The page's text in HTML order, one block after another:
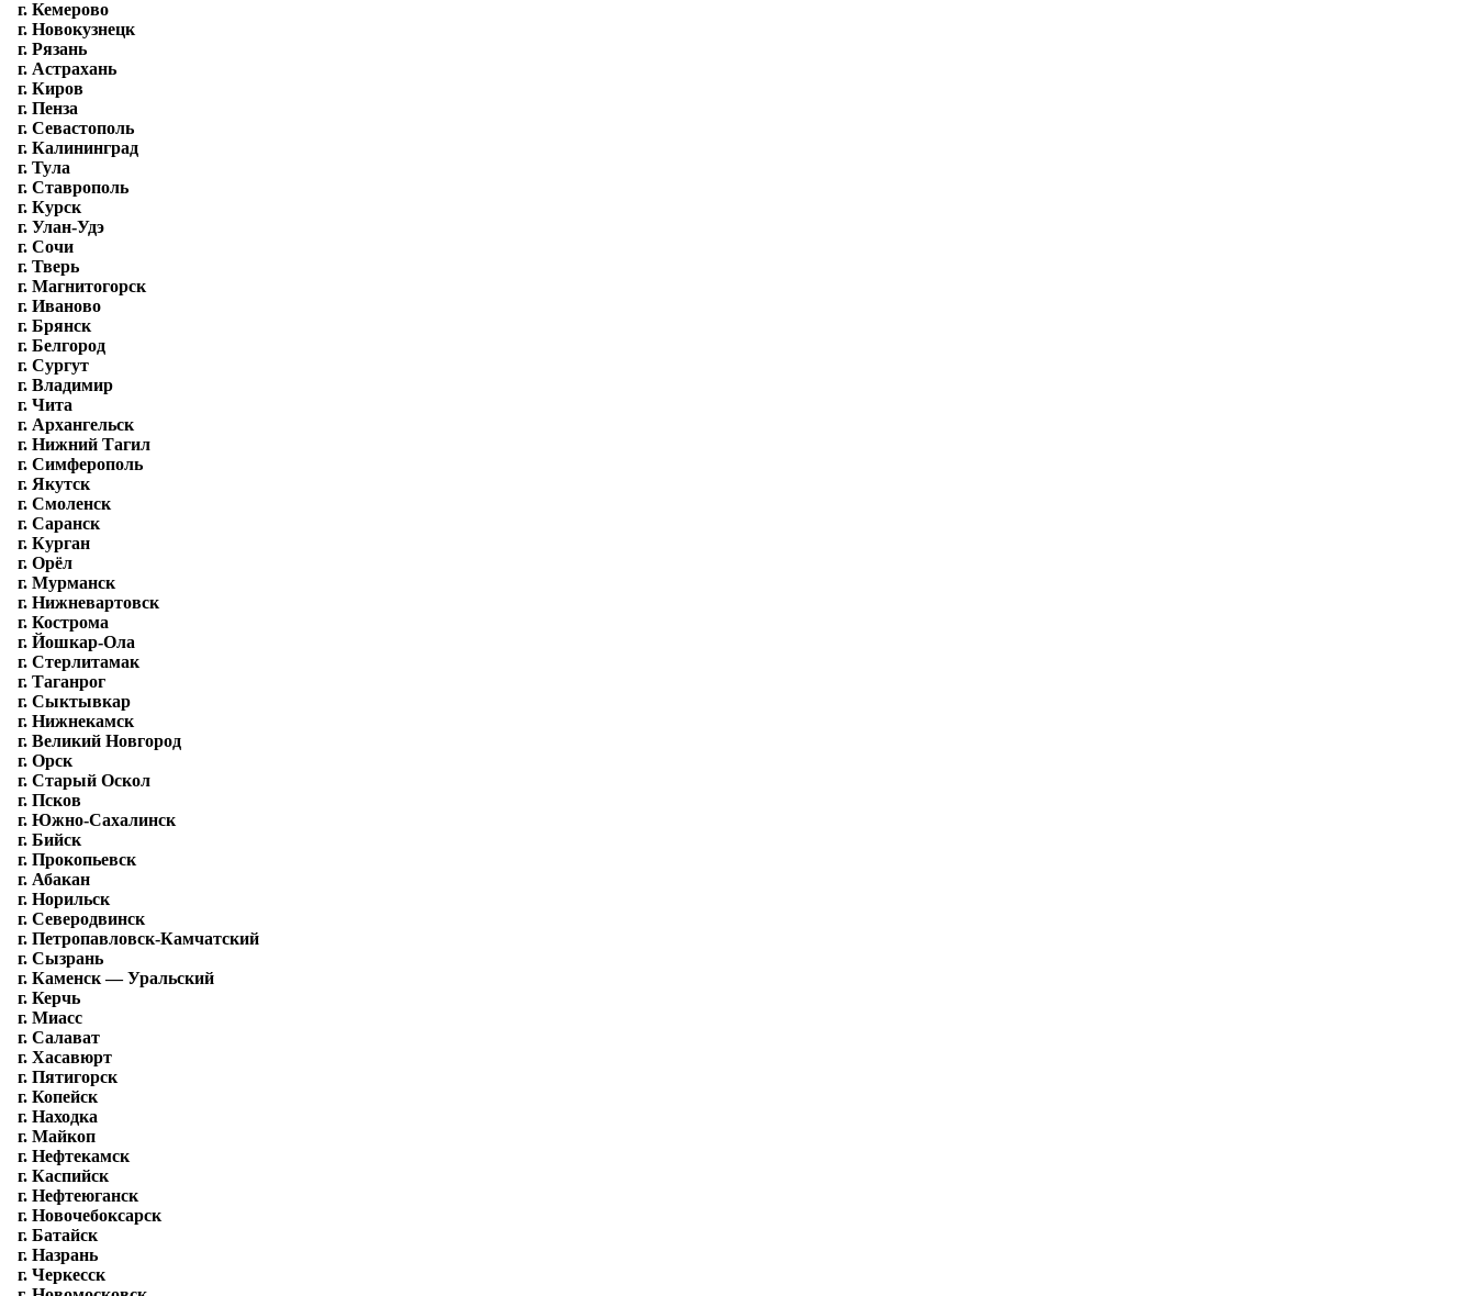
г. Кемерово
г. Новокузнецк
г. Рязань
г. Астрахань
г. Киров
г. Пенза
г. Севастополь
г. Калининград
г. Тула
г. Ставрополь
г. Курск
г. Улан-Удэ
г. Сочи
г. Тверь
г. Магнитогорск
г. Иваново
г. Брянск
г. Белгород
г. Сургут
г. Владимир
г. Чита
г. Архангельск
г. Нижний Тагил
г. Симферополь
г. Якутск
г. Смоленск
г. Саранск
г. Курган
г. Орёл
г. Мурманск
г. Нижневартовск
г. Кострома
г. Йошкар-Ола
г. Стерлитамак
г. Таганрог
г. Сыктывкар
г. Нижнекамск
г. Великий Новгород
г. Орск
г. Старый Оскол
г. Псков
г. Южно-Сахалинск
г. Бийск
г. Прокопьевск
г. Абакан
г. Норильск
г. Северодвинск
г. Петропавловск-Камчатский
г. Сызрань
г. Каменск — Уральский
г. Керчь
г. Миасс
г. Салават
г. Хасавюрт
г. Пятигорск
г. Копейск
г. Находка
г. Майкоп
г. Нефтекамск
г. Каспийск
г. Нефтеюганск
г. Новочебоксарск
г. Батайск
г. Назрань
г. Черкесск